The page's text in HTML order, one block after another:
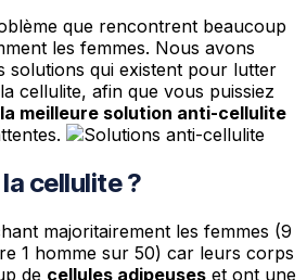
que rencontrent beaucoup
les femmes. Nous avons
solutions qui existent pour lutter
cellulite, afin que vous puissiez
meilleure solution anti-cellulite
cellulite ?
majoritairement les femmes (9
1 homme sur 50) car leurs corps
de cellules adipeuses et ont une